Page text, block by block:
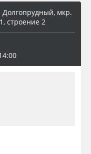
Долгопрудный, мкр.
строение 2